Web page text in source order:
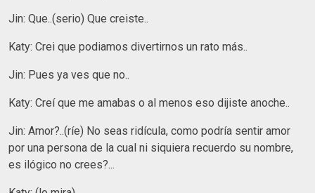
Jin: Que..(serio) Que creiste..
Katy: Crei que podiamos divertirnos un rato más..
Jin: Pues ya ves que no..
Katy: Creí que me amabas o al menos eso dijiste anoche..
Jin: Amor?..(ríe) No seas ridícula, como podría sentir amor
por una persona de la cual ni siquiera recuerdo su nombre,
es ilógico no crees?...